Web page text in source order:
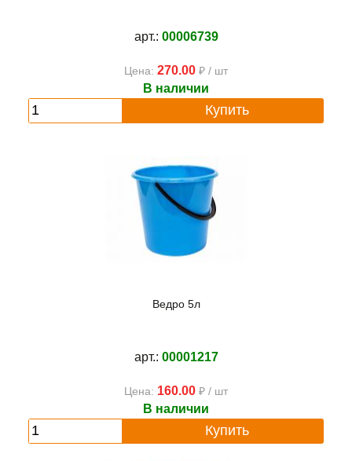
арт.: 00006739
Цена: 270.00 ₽ / шт
В наличии
Купить
Ведро 5л
арт.: 00001217
Цена: 160.00 ₽ / шт
В наличии
Купить